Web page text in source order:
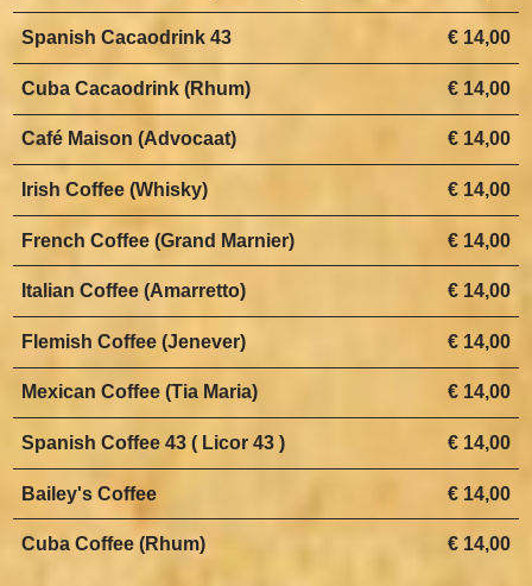
€ 14,00
Spanish Cacaodrink 43
€ 14,00
Cuba Cacaodrink (Rhum)
€ 14,00
Café Maison (Advocaat)
€ 14,00
Irish Coffee (Whisky)
€ 14,00
French Coffee (Grand Marnier)
€ 14,00
Italian Coffee (Amarretto)
€ 14,00
Flemish Coffee (Jenever)
€ 14,00
Mexican Coffee (Tia Maria)
€ 14,00
Spanish Coffee 43 ( Licor 43 )
€ 14,00
Bailey's Coffee
€ 14,00
Cuba Coffee (Rhum)